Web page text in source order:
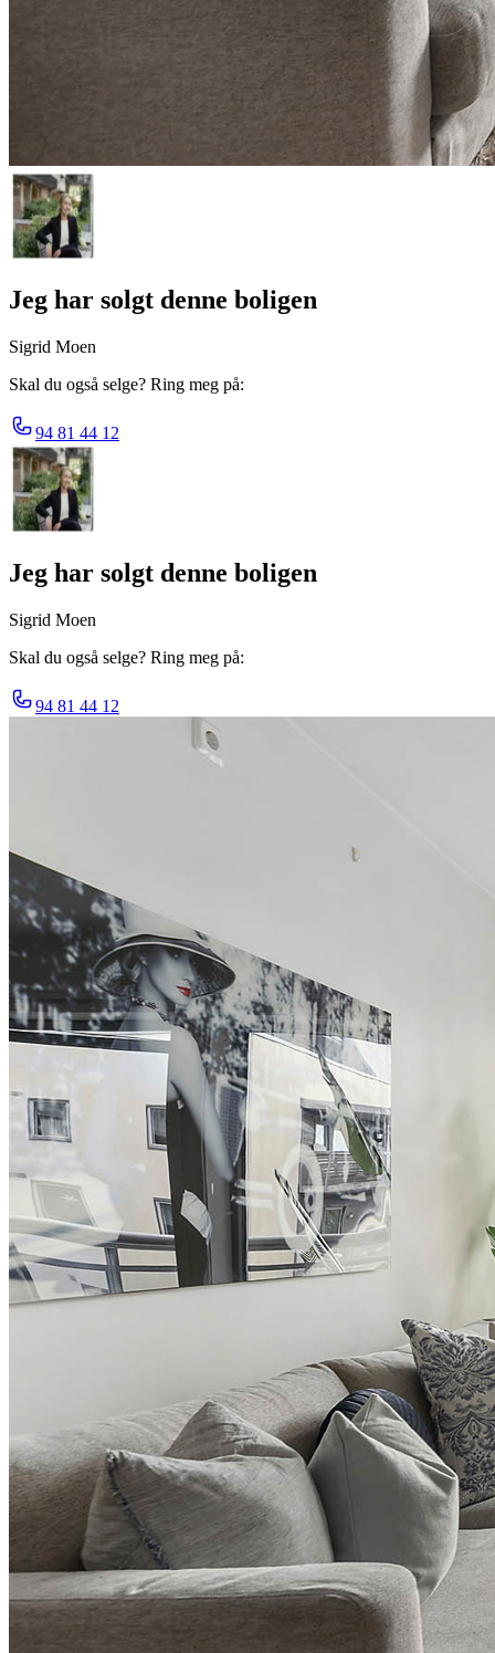
Jeg har solgt denne boligen
Sigrid Moen
Skal du også selge? Ring meg på:
94 81 44 12
Jeg har solgt denne boligen
Sigrid Moen
Skal du også selge? Ring meg på:
94 81 44 12